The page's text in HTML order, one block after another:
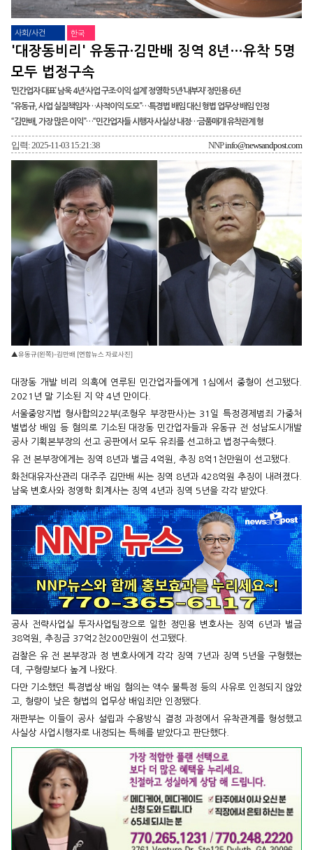
사회/사건 한국
'대장동비리' 유동규·김만배 징역 8년…유착 5명
모두 법정구속
‘민간업자 대표’ 남욱 4년·‘사업 구조·이익 설계’ 정영학 5년·‘내부자’ 정민용 6년
“유동규, 사업 실질책임자…사적이익 도모”…특경법 배임 대신 형법 업무상 배임 인정
“김만배, 가장 많은 이익”…“민간업자들 시행자 사실상 내정…금품매개 유착관계 형
입력: 2025-11-03 15:21:38 NNPinfo@newsandpost.com
▲유동규(왼쪽)-김만배 [연합뉴스 자료사진]
대장동 개발 비리 의혹에 연루된 민간업자들에게 1심에서 중형이 선고됐다.
2021년 말 기소된 지 약 4년 만이다.
서울중앙지법 형사합의22부(조형우 부장판사)는 31일 특정경제범죄 가중처
벌법상 배임 등 혐의로 기소된 대장동 민간업자들과 유동규 전 성남도시개발
공사 기획본부장의 선고 공판에서 모두 유죄를 선고하고 법정구속했다.
유 전 본부장에게는 징역 8년과 벌금 4억원, 추징 8억1천만원이 선고됐다.
화천대유자산관리 대주주 김만배 씨는 징역 8년과 428억원 추징이 내려졌다.
남욱 변호사와 정영학 회계사는 징역 4년과 징역 5년을 각각 받았다.
공사 전략사업실 투자사업팀장으로 일한 정민용 변호사는 징역 6년과 벌금
38억원, 추징금 37억2천200만원이 선고됐다.
검찰은 유 전 본부장과 정 변호사에게 각각 징역 7년과 징역 5년을 구형했는
데, 구형량보다 높게 나왔다.
다만 기소했던 특경법상 배임 혐의는 액수 불특정 등의 사유로 인정되지 않았
고, 형량이 낮은 형법의 업무상 배임죄만 인정됐다.
재판부는 이들이 공사 설립과 수용방식 결정 과정에서 유착관계를 형성했고
사실상 사업시행자로 내정되는 특혜를 받았다고 판단했다.